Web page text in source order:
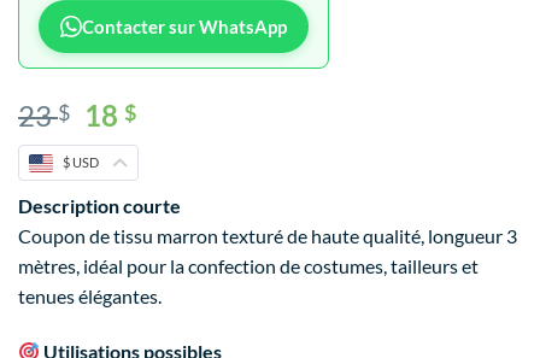
Contacter sur WhatsApp
23$ 18$
$ USD
Description courte
Coupon de tissu marron texturé de haute qualité, longueur 3
mètres, idéal pour la confection de costumes, tailleurs et
tenues élégantes.
Utilisations possibles